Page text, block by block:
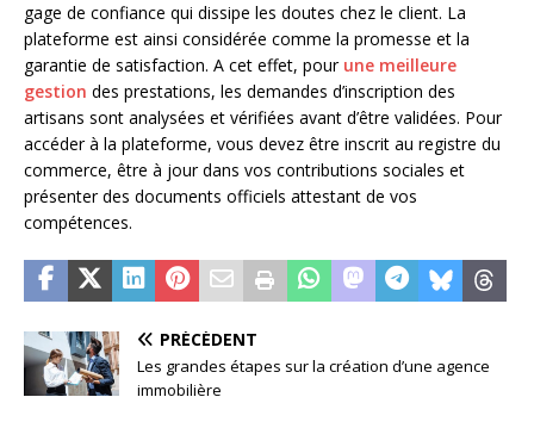
gage de confiance qui dissipe les doutes chez le client. La
plateforme est ainsi considérée comme la promesse et la
garantie de satisfaction. A cet effet, pour une meilleure
gestion des prestations, les demandes d’inscription des
artisans sont analysées et vérifiées avant d’être validées. Pour
accéder à la plateforme, vous devez être inscrit au registre du
commerce, être à jour dans vos contributions sociales et
présenter des documents officiels attestant de vos
compétences.
PRÉCÉDENT
Les grandes étapes sur la création d’une agence
immobilière